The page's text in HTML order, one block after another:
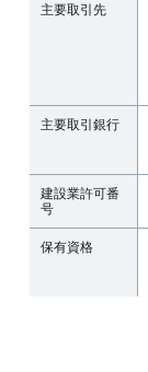
主要取引先
主要取引銀行
建設業許可番
号
保有資格